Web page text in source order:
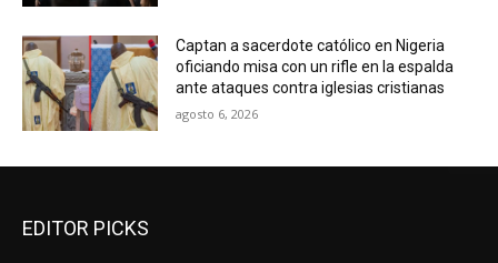
Captan a sacerdote católico en Nigeria
oficiando misa con un rifle en la espalda
ante ataques contra iglesias cristianas
agosto 6, 2026
EDITOR PICKS